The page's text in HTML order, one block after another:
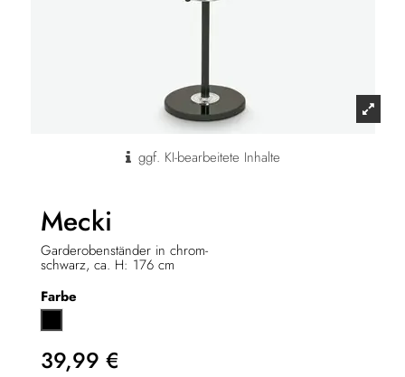
ggf. KI-bearbeitete Inhalte
Mecki
Garderobenständer in chrom-
schwarz, ca. H: 176 cm
Farbe
39,99 €